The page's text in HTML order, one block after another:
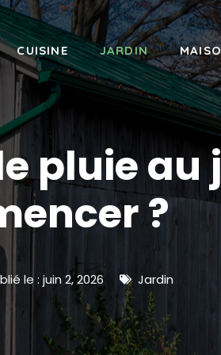
CUISINE JARDIN
pluie
?
le :juin 2, 2026 Jardin